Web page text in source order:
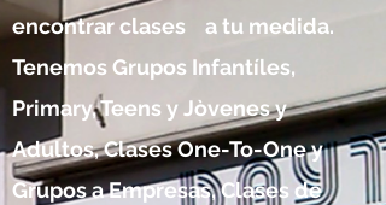
encontrar clases a tu medida.
Tenemos Grupos Infantíles,
Primary, Teens y Jòvenes y
Adultos, Clases One-To-One y
Grupos a Empresas, Clases de